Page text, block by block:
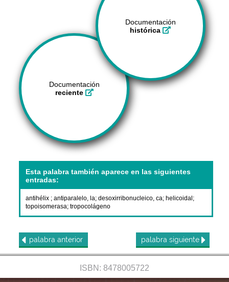
Documentación
histórica
Documentación
reciente
Esta palabra también aparece en las siguientes
entradas:
antihélix ;antiparalelo, la;desoxirribonucleico, ca; helicoidal ;
topoisomerasa;tropocolágeno
palabra anterior palabra siguiente
ISBN: 8478005722